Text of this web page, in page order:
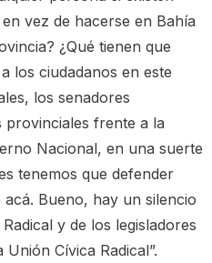
vez de hacerse en Bahía
¿Qué tienen que
los ciudadanos en este
los senadores
provinciales frente a la
Nacional, en una suerte
tenemos que defender
Bueno, hay un silencio
y de los legisladores
Cívica Radical”.